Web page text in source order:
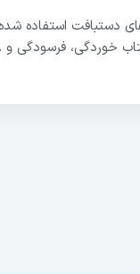
استفاده
خوردگی،